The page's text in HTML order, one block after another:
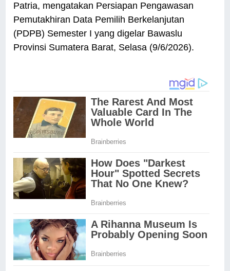
Patria, mengatakan Persiapan Pengawasan
Pemutakhiran Data Pemilih Berkelanjutan
(PDPB) Semester I yang digelar Bawaslu
Provinsi Sumatera Barat, Selasa (9/6/2026).